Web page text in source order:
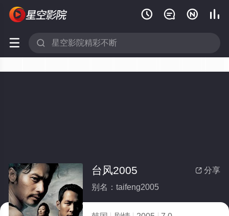
   
 
 分享
台风2005
别名：taifeng2005